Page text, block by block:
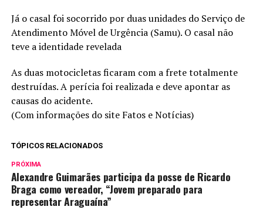
Já o casal foi socorrido por duas unidades do Serviço de
Atendimento Móvel de Urgência (Samu). O casal não
teve a identidade revelada
As duas motocicletas ficaram com a frete totalmente
destruídas. A perícia foi realizada e deve apontar as
causas do acidente.
(Com informações do site Fatos e Notícias)
TÓPICOS RELACIONADOS
PRÓXIMA
Alexandre Guimarães participa da posse de Ricardo
Braga como vereador, “Jovem preparado para
representar Araguaína”